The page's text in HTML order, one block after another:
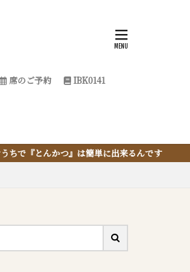
席のご予約
IBK0141
簡単に出来るんです